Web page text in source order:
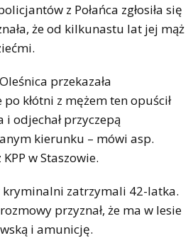
z Połańca zgłosiła się
że od kilkunastu lat jej mąż
przekazała
kłótni z mężem ten opuścił
odjechał przyczepą
kierunku – mówi asp.
w Staszowie.
kryminalni zatrzymali 42-latka.
przyznał, że ma w lesie
i amunicję.